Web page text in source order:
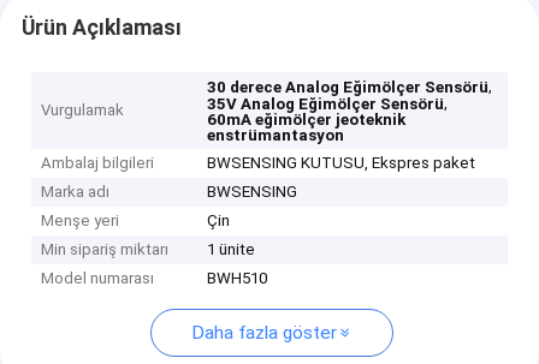
Ürün Açıklaması
Vurgulamak
30 derece Analog Eğimölçer Sensörü,
35V Analog Eğimölçer Sensörü,
60mA eğimölçer jeoteknik
enstrümantasyon
Ambalaj bilgileri
BWSENSING KUTUSU, Ekspres paket
Marka adı
BWSENSING
Menşe yeri
Çin
Min sipariş miktarı
1 ünite
Model numarası
BWH510
Daha fazla göster